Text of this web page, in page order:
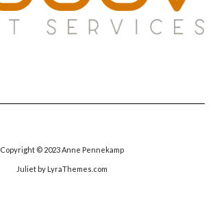
Copyright © 2023 Anne Pennekamp
Julietby LyraThemes.com